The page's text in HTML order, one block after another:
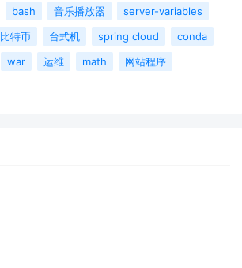
bash 音乐播放器
server-variables
比特币 台式机 spring cloud
conda
war 运维 math
网站程序